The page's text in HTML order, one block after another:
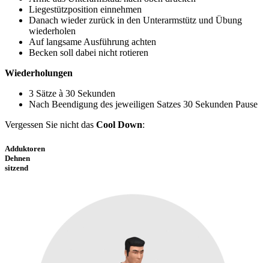
Liegestützposition einnehmen
Danach wieder zurück in den Unterarmstütz und Übung
wiederholen
Auf langsame Ausführung achten
Becken soll dabei nicht rotieren
Wiederholungen
3 Sätze à 30 Sekunden
Nach Beendigung des jeweiligen Satzes 30 Sekunden Pause
Vergessen Sie nicht das Cool Down:
Adduktoren
Dehnen
sitzend